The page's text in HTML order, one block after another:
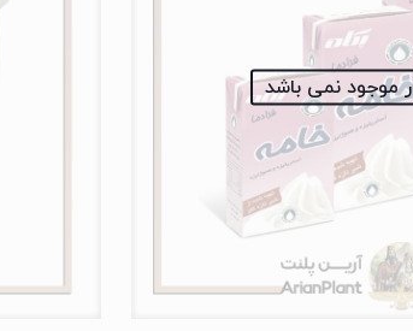
موجود نمی باشد